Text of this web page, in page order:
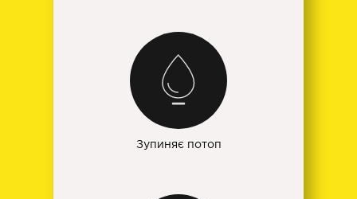
Зупиняє потоп